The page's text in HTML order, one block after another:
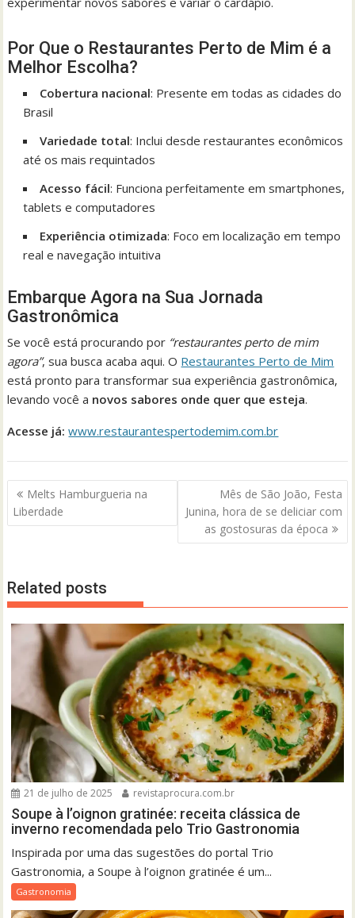
Por Que o Restaurantes Perto de Mim é a
Melhor Escolha?
Cobertura nacional: Presente em todas as cidades do
Brasil
Variedade total: Inclui desde restaurantes econômicos
até os mais requintados
Acesso fácil: Funciona perfeitamente em smartphones,
tablets e computadores
Experiência otimizada: Foco em localização em tempo
real e navegação intuitiva
Embarque Agora na Sua Jornada
Gastronômica
Se você está procurando por “restaurantes perto de mim
agora”, sua busca acaba aqui. O Restaurantes Perto de Mim
está pronto para transformar sua experiência gastronômica,
levando você a novos sabores onde quer que esteja.
Acesse já: www.restaurantespertodemim.com.br
Navegação
de
Post
Melts Hamburgueria na
Liberdade
Mês de São João, Festa
Junina, hora de se deliciar com
as gostosuras da época
Related posts
21 de julho de 2025 revistaprocura.com.br
Soupe à l’oignon gratinée: receita clássica de
inverno recomendada pelo Trio Gastronomia
Inspirada por uma das sugestões do portal Trio
Gastronomia, a Soupe à l’oignon gratinée é um...
Gastronomia